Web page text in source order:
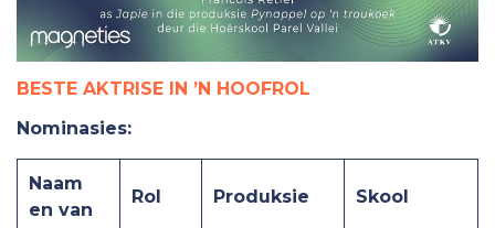
BESTE AKTRISE IN ’N HOOFROL
Nominasies:
Naam
en van
Rol Produksie Skool